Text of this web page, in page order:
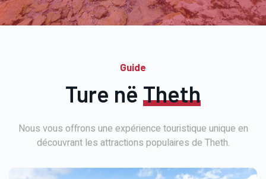
Guide
Ture në Theth
Nous vous offrons une expérience touristique unique en
découvrant les attractions populaires de Theth.